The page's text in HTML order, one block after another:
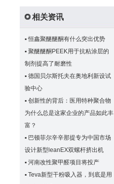
相关资讯
▪恒鑫聚醚醚酮有什么突出优势
▪ 聚醚醚酮PEEK用于抗粘涂层的
制剂提高了耐磨性
▪ 德国贝尔斯托夫在奥地利新设试
验中心
▪ 创新性的背后：医用特种聚合物
为什么总是这家企业的产品如此丰
富？
▪ 巴顿菲尔辛辛那提专为中国市场
设计新型leanEX双螺杆挤出机
▪ 河南改性聚甲醛项目将投产
▪ Teva新型干粉吸入器，到底是用